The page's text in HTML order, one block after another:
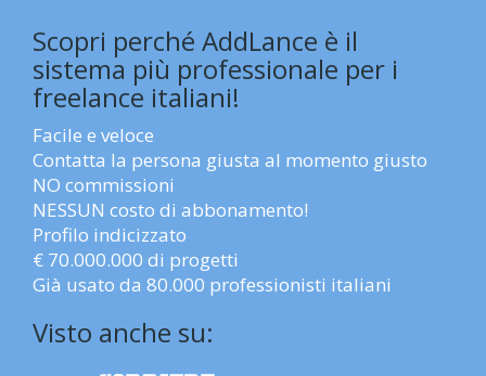
Scopri perché AddLance è il
sistema più professionale per i
freelance italiani!
Facile e veloce
Contatta la persona giusta al momento giusto
NO commissioni
NESSUN costo di abbonamento!
Profilo indicizzato
€ 70.000.000 di progetti
Già usato da 80.000 professionisti italiani
Visto anche su: